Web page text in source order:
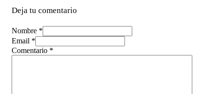
Deja tu comentario
Nombre *
Email *
Comentario *